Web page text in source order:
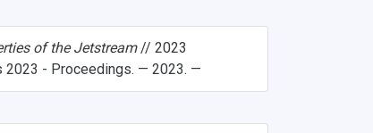
of the Jetstream// 2023
2023 - Proceedings. — 2023. —